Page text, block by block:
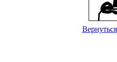
Вернуться